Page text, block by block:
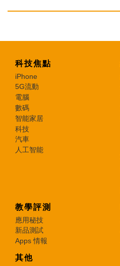
科技焦點
iPhone
5G流動
電腦
數碼
智能家居
科技
汽車
人工智能
教學評測
應用秘技
新品測試
Apps 情報
其他